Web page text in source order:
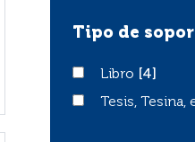
Tipo de
LibroLibro
[4]
Tesis, Tesina, etc.
Tesis, Tesina,